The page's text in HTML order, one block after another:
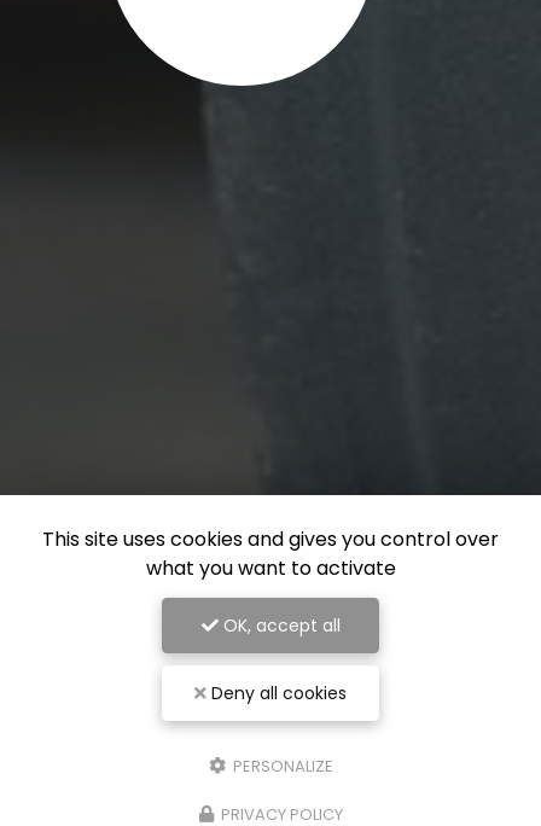
This site uses cookies and gives you control over
what you want to activate
OK, accept all
Deny all cookies
PERSONALIZE
PRIVACY POLICY